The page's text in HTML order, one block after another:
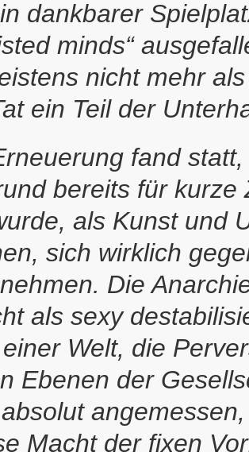
dankbarer
minds“
nicht mehr
ein Teil der
fand
bereits für kurze
als Kunst und
sich wirklich
Die
als sexy
Welt, die
Ebenen der
Macht der fixen